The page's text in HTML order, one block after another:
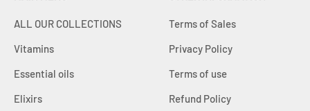
ALL OUR COLLECTIONS
Vitamins
Essential oils
Elixirs
Terms of Sales
Privacy Policy
Terms of use
Refund Policy